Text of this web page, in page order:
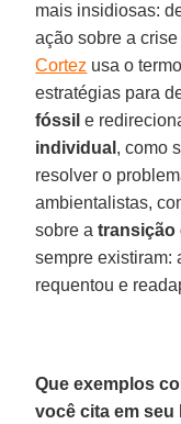
mais insidiosas:
ação sobre a
Cortez usa o
estratégias para
fóssil e
individual , como
resolver o
ambientalistas,
sobre atransição
sempre existiram:
requentou e
Que exemplos
você cita em seu